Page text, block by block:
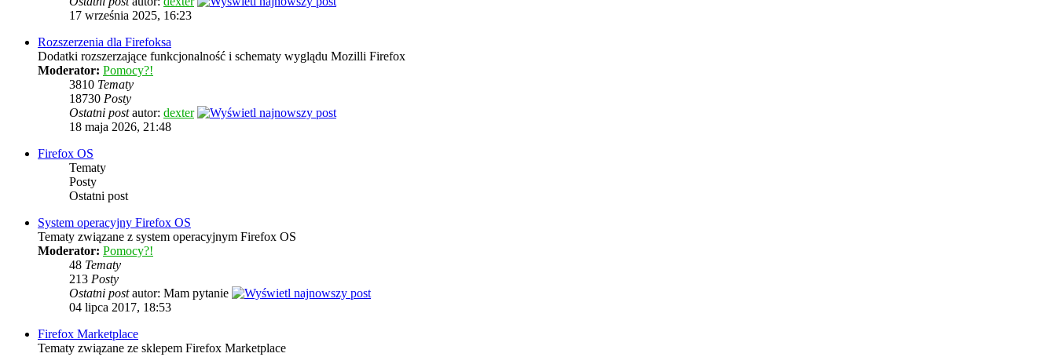
17 września 2025, 16:23
Rozszerzenia dla Firefoksa
Dodatki rozszerzające funkcjonalność i schematy wyglądu Mozilli Firefox
Moderator: Pomocy?!
3810 Tematy
18730 Posty
Ostatni postautor: dexter
18 maja 2026, 21:48
Firefox OS
Tematy
Posty
Ostatni post
System operacyjny Firefox OS
Tematy związane z system operacyjnym Firefox OS
Moderator: Pomocy?!
48 Tematy
213 Posty
Ostatni postautor: Mam pytanie
04 lipca 2017, 18:53
Firefox Marketplace
Tematy związane ze sklepem Firefox Marketplace